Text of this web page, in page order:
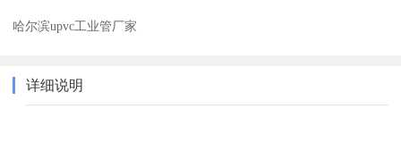
哈尔滨upvc工业管厂家
详细说明